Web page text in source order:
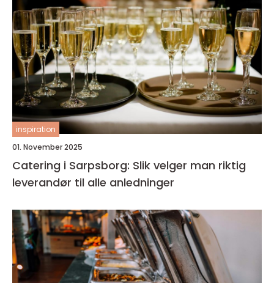
inspiration
01. November 2025
Catering i Sarpsborg: Slik velger man riktig
leverandør til alle anledninger